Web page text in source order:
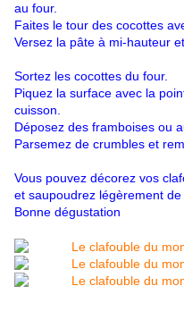
au four.
Faites le tour des cocottes
Versez la pâte à mi-hauteur
Sortez les cocottes du four.
Piquez la surface avec la
cuisson.
Déposez des framboises ou
Parsemez de crumbles et
Vous pouvez décorez vos
et saupoudrez légèrement
Bonne dégustation